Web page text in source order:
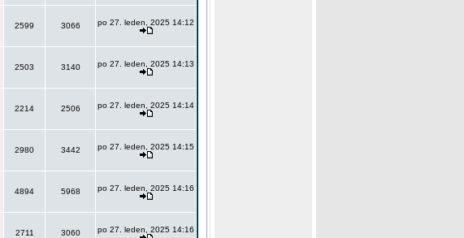
2599 3066 po 27. leden, 2025 14:12
2503 3140 po 27. leden, 2025 14:13
2214 2506 po 27. leden, 2025 14:14
2980 3442 po 27. leden, 2025 14:15
4894 5968 po 27. leden, 2025 14:16
2711 3060 po 27. leden, 2025 14:16